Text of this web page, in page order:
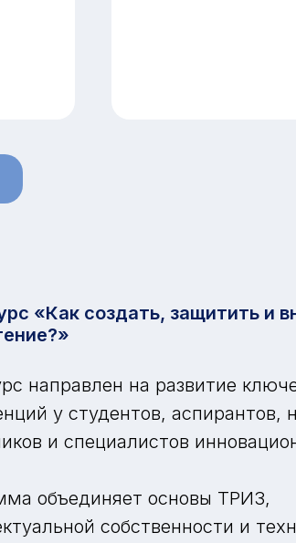
«Как создать, защитить и
направлен на развитие
у студентов, аспирантов,
и специалистов
объединяет основы ТРИЗ,
собственности и